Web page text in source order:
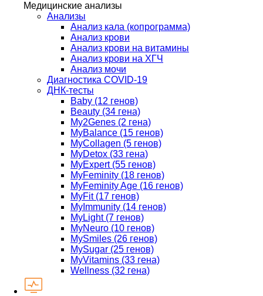
Медицинские анализы
Анализы
Анализ кала (копрограмма)
Анализ крови
Анализ крови на витамины
Анализ крови на ХГЧ
Анализ мочи
Диагностика COVID-19
ДНК-тесты
Baby (12 генов)
Beauty (34 гена)
My2Genes (2 гена)
MyBalance (15 генов)
MyCollagen (5 генов)
MyDetox (33 гена)
MyExpert (55 генов)
MyFeminity (18 генов)
MyFeminity Age (16 генов)
MyFit (17 генов)
MyImmunity (14 генов)
MyLight (7 генов)
MyNeuro (10 генов)
MySmiles (26 генов)
MySugar (25 генов)
MyVitamins (33 гена)
Wellness (32 гена)